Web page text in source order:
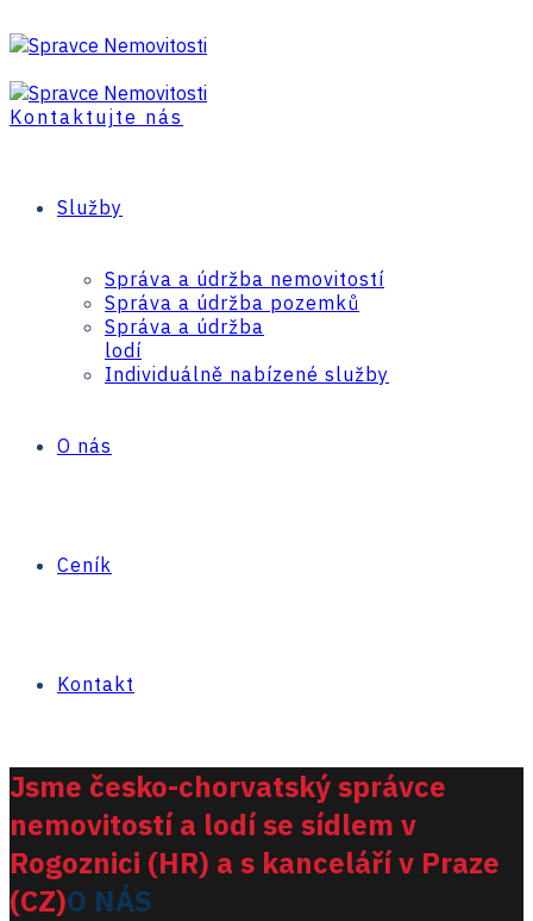
Kontaktujte nás
Služby
Správa a údržba nemovitostí
Správa a údržba pozemků
Správa a údržba
lodí
Individuálně nabízené služby
O nás
Ceník
Kontakt
Jsme česko-chorvatský správce
nemovitostí a lodí se sídlem v
Rogoznici (HR) a s kanceláří v Praze
(CZ)O NÁS